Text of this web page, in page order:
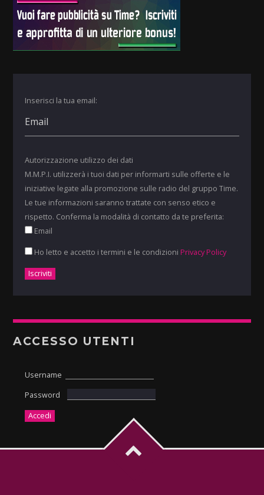
Inserisci la tua email:
Autorizzazione utilizzo dei dati
M.M.P.I. utilizzerà i tuoi dati per informarti sulle offerte e le
iniziative legate alla promozione sulle radio del gruppo Time.
Le tue informazioni saranno trattate con senso etico e
rispetto. Conferma la modalità di contatto da te preferita:
Email
Ho letto e accetto i termini e le condizioni Privacy Policy
ACCESSO UTENTI
Username
Password